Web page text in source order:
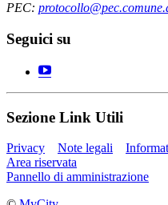
PEC:
Seguici su
Sezione Link Utili
Privacy Note legali
Area riservata
Pannello di amministrazione